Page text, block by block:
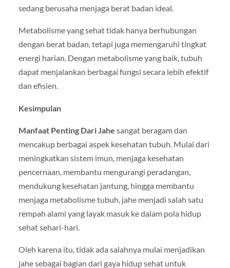
sedang berusaha menjaga berat badan ideal.
Metabolisme yang sehat tidak hanya berhubungan
dengan berat badan, tetapi juga memengaruhi tingkat
energi harian. Dengan metabolisme yang baik, tubuh
dapat menjalankan berbagai fungsi secara lebih efektif
dan efisien.
Kesimpulan
Manfaat Penting Dari Jahe sangat beragam dan
mencakup berbagai aspek kesehatan tubuh. Mulai dari
meningkatkan sistem imun, menjaga kesehatan
pencernaan, membantu mengurangi peradangan,
mendukung kesehatan jantung, hingga membantu
menjaga metabolisme tubuh, jahe menjadi salah satu
rempah alami yang layak masuk ke dalam pola hidup
sehat sehari-hari.
Oleh karena itu, tidak ada salahnya mulai menjadikan
jahe sebagai bagian dari gaya hidup sehat untuk